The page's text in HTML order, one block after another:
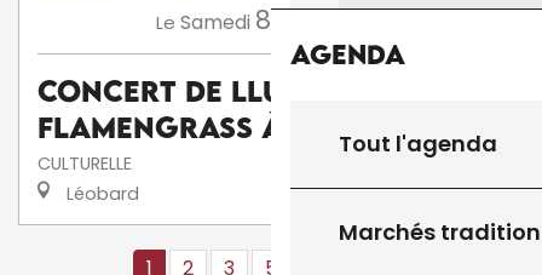
Agenda
Tout l'agenda
Marchés
Le Samedi 8
Concert de Lluís Gómez's
FlamenGrass à La Scénette
CULTURELLE
Léobard
1 2 3 5+